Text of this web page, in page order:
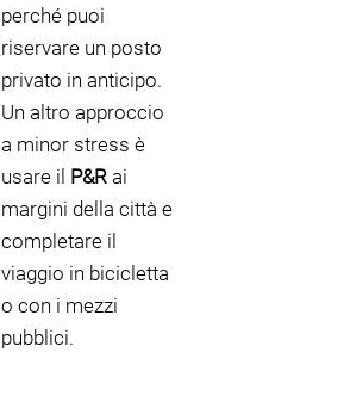
perché puoi
riservare un posto
privato in anticipo.
Un altro approccio
a minor stress è
usare il P&R ai
margini della città e
completare il
viaggio in bicicletta
o con i mezzi
pubblici.